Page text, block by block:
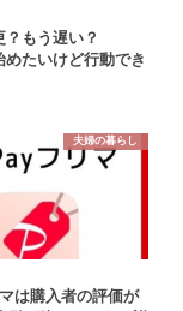
？もう遅い？
めたいけど行動でき
夫婦の暮らし
は購入者の評価が